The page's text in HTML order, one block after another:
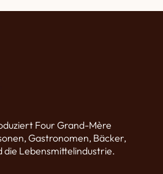
Four Grand-Mère
Gastronomen, Bäcker,
die Lebensmittelindustrie.